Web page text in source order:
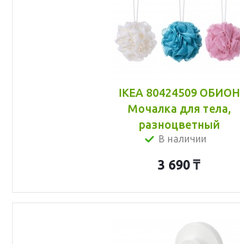
IKEA 80424509 ОБИОН
Мочалка для тела,
разноцветный
В наличии
3 690 ₸